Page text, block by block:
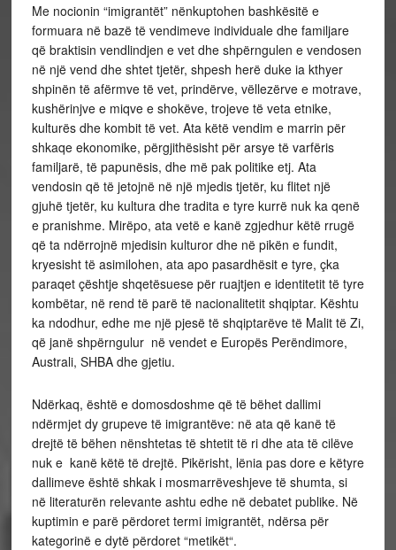
Me nocionin “imigrantët” nënkuptohen bashkësitë e
formuara në bazë të vendimeve individuale dhe familjare
që braktisin vendlindjen e vet dhe shpërngulen e vendosen
në një vend dhe shtet tjetër, shpesh herë duke ia kthyer
shpinën të afërmve të vet, prindërve, vëllezërve e motrave,
kushërinjve e miqve e shokëve, trojeve të veta etnike,
kulturës dhe kombit të vet. Ata këtë vendim e marrin për
shkaqe ekonomike, përgjithësisht për arsye të varfëris
familjarë, të papunësis, dhe më pak politike etj. Ata
vendosin që të jetojnë në një mjedis tjetër, ku flitet një
gjuhë tjetër, ku kultura dhe tradita e tyre kurrë nuk ka qenë
e pranishme. Mirëpo, ata vetë e kanë zgjedhur këtë rrugë
që ta ndërrojnë mjedisin kulturor dhe në pikën e fundit,
kryesisht të asimilohen, ata apo pasardhësit e tyre, çka
paraqet çështje shqetësuese për ruajtjen e identitetit të tyre
kombëtar, në rend të parë të nacionalitetit shqiptar. Kështu
ka ndodhur, edhe me një pjesë të shqiptarëve të Malit të Zi,
që janë shpërngulur në vendet e Europës Perëndimore,
Australi, SHBA dhe gjetiu.
Ndërkaq, është e domosdoshme që të bëhet dallimi
ndërmjet dy grupeve të imigrantëve: në ata që kanë të
drejtë të bëhen nënshtetas të shtetit të ri dhe ata të cilëve
nuk e kanë këtë të drejtë. Pikërisht, lënia pas dore e këtyre
dallimeve është shkak i mosmarrëveshjeve të shumta, si
në literaturën relevante ashtu edhe në debatet publike. Në
kuptimin e parë përdoret termi imigrantët, ndërsa për
kategorinë e dytë përdoret “metikët“.